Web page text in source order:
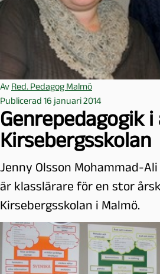
Av Red. Pedagog Malmö
Publicerad 16 januari 2014
Genrepedagogik i
Kirsebergsskolan
Jenny Olsson Mohammad-
är klasslärare för en stor
Kirsebergsskolan i Malmö.